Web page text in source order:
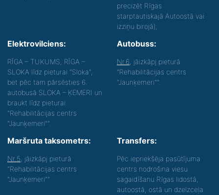
precizēt Rīgas
starptautiskajā Autoostā vai
izziņu birojā);
Elektrovilciens:
RĪGA – TUKUMS, RĪGA –
SLOKA līdz pieturai "Sloka",
bet pēc tam pārsēsties 6.
autobusā SLOKA – ĶEMERI un
braukt līdz pieturai
"Rehabilitācijas centrs
"Jaunķemeri"".
Autobuss:
Nr.6 , jāizkāpj pieturā
"Rehabilitācijas centrs
"Jaunķemeri"".
Maršruta taksometrs:
Nr.5 , jāizkāpj pieturā
"Rehabilitācijas centrs
"Jaunķemeri""
Transfers:
Pēc iepriekšēja pasūtījuma
centrs nodrošina viesu
sagaidīšanu Rīgas lidostā,
autoostā, ostā un dzelzceļa